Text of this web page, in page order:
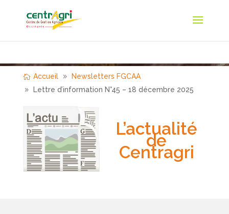
Accueil
Newsletters FGCAA
Lettre d’information N°45 – 18 décembre 2025
L’actualité
de
Centragri